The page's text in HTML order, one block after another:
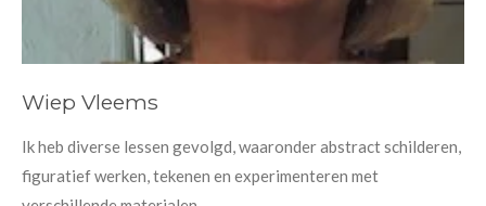
Wiep Vleems
Ik heb diverse lessen gevolgd, waaronder abstract schilderen,
figuratief werken, tekenen en experimenteren met